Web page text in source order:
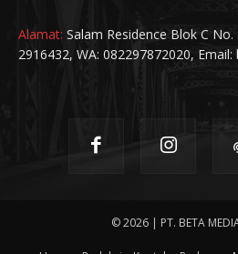
Alamat: Salam Residence Blok C
2916432, WA: 082297872020,
© 2026 | PT. BETA